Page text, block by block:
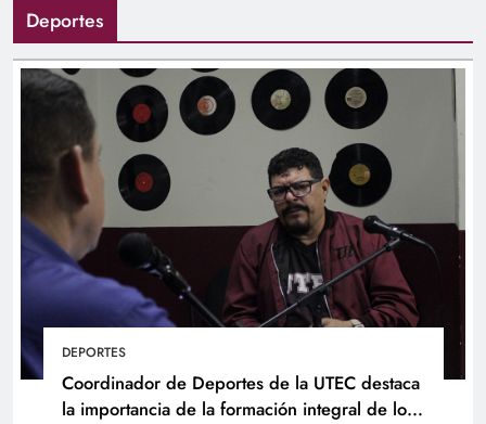
Deportes
DEPORTES
Coordinador de Deportes de la UTEC destaca
la importancia de la formación integral de los